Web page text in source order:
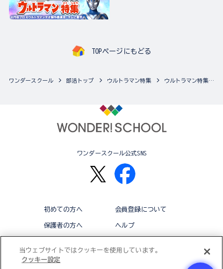
TOPページにもどる
ワンダースクール 部活トップ ウルトラマン特集 ウルトラマン特集の最新商品一覧
ワンダースクール公式SNS
初めての方へ 会員登録について
保護者の方へ ヘルプ
当ウェブサイトではクッキーを使用しています。
クッキー設定